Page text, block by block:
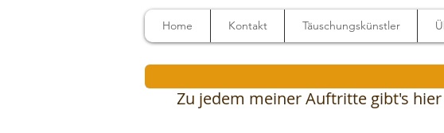
Home Kontakt Täuschungskünstler
Zu jedem meiner Auftritte gibt's hier